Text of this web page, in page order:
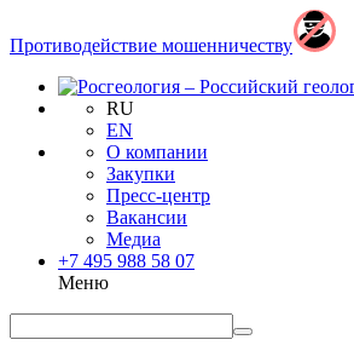
Противодействие мошенничеству
RU
EN
О компании
Закупки
Пресс-центр
Вакансии
Медиа
+7 495 988 58 07
Меню